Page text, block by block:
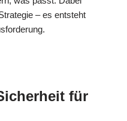
– es entsteht
für